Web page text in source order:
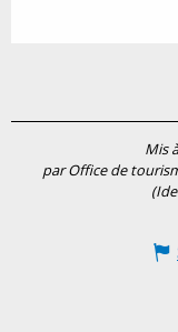
Mis
par Office de